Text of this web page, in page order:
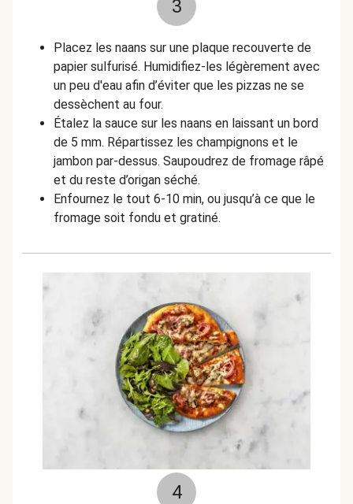
3
Placez les naans sur une plaque recouverte de
papier sulfurisé. Humidifiez-les légèrement avec
un peu d'eau afin d’éviter que les pizzas ne se
dessèchent au four.
Étalez la sauce sur les naans en laissant un bord
de 5 mm. Répartissez les champignons et le
jambon par-dessus. Saupoudrez de fromage râpé
et du reste d’origan séché.
Enfournez le tout 6-10 min, ou jusqu’à ce que le
fromage soit fondu et gratiné.
4